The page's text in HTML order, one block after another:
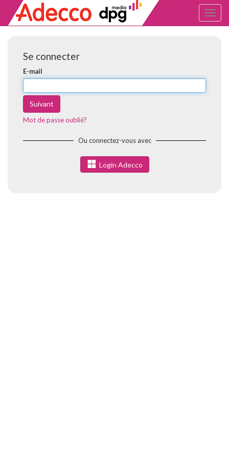
Se connecter
E-mail
Suivant
Mot de passe oublié?
Ou connectez-vous avec
Login Adecco